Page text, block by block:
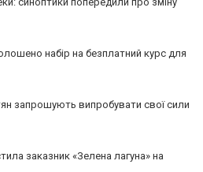
набір на безплатний курс для
запрошують випробувати свої сили
заказник «Зелена лагуна» на